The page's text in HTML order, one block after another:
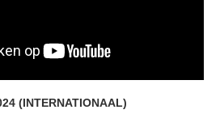
(INTERNATIONAAL)